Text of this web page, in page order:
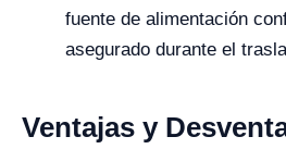
fuente de alimentación
asegurado durante el
Ventajas y